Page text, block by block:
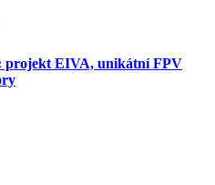
projekt EIVA, unikátní FPV